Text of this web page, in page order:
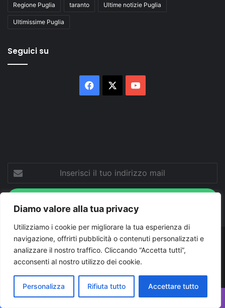
Diamo valore alla tua privacy
Utilizziamo i cookie per migliorare la tua esperienza di
navigazione, offrirti pubblicità o contenuti personalizzati e
analizzare il nostro traffico. Cliccando “Accetta tutti”,
acconsenti al nostro utilizzo dei cookie.
Personalizza Rifiuta tutto Accettare tutto
Regione Puglia taranto Ultime notizie Puglia
Ultimissime Puglia
Seguici su
Facebook You
tuo
mail
© Copyright 2026, Tutti i diritti riservati |
Pugliapress - Quotidiano online editore associazione giornalisti
riuniti registrato presso il tribunale di Taranto al n. 569/2000 del